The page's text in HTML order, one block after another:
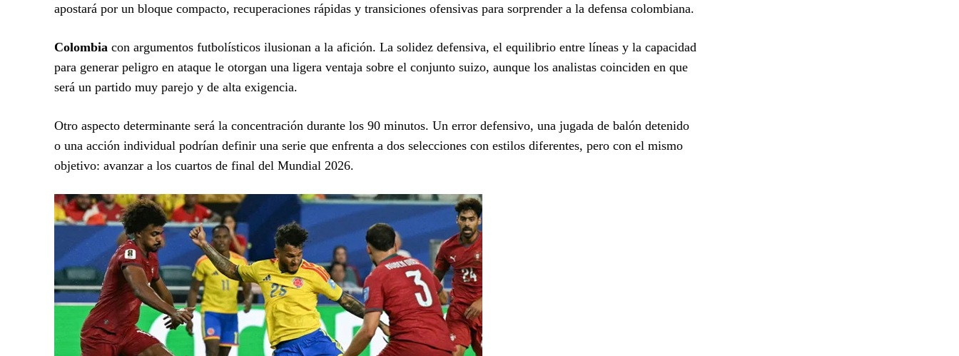
apostará por un bloque compacto, recuperaciones rápidas y transiciones ofensivas para sorprender a la defensa colombiana.
Colombia con argumentos futbolísticos ilusionan a la afición. La solidez defensiva, el equilibrio entre líneas y la capacidad
para generar peligro en ataque le otorgan una ligera ventaja sobre el conjunto suizo, aunque los analistas coinciden en que
será un partido muy parejo y de alta exigencia.
Otro aspecto determinante será la concentración durante los 90 minutos. Un error defensivo, una jugada de balón detenido
o una acción individual podrían definir una serie que enfrenta a dos selecciones con estilos diferentes, pero con el mismo
objetivo: avanzar a los cuartos de final del Mundial 2026.